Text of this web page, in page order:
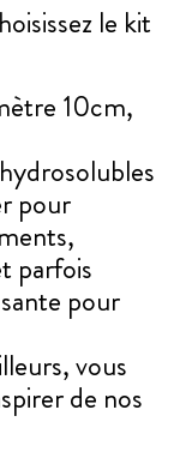
le kit
10cm,
pour
parfois
pour
vous
de nos